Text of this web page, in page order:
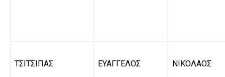
ΤΣΙΤΣΙΠΑΣ ΕΥΑΓΓΕΛΟΣ ΝΙΚΟΛΑΟΣ